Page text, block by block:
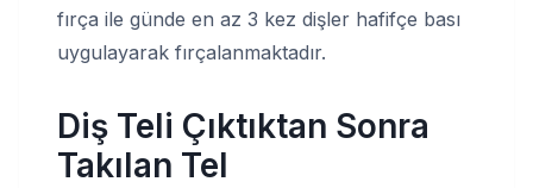
fırça ile günde en az 3 kez dişler hafifçe bası
uygulayarak fırçalanmaktadır.
Diş Teli Çıktıktan Sonra
Takılan Tel